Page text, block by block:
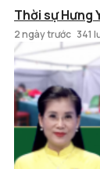
Thời sự Hưng
2 ngày trước 341